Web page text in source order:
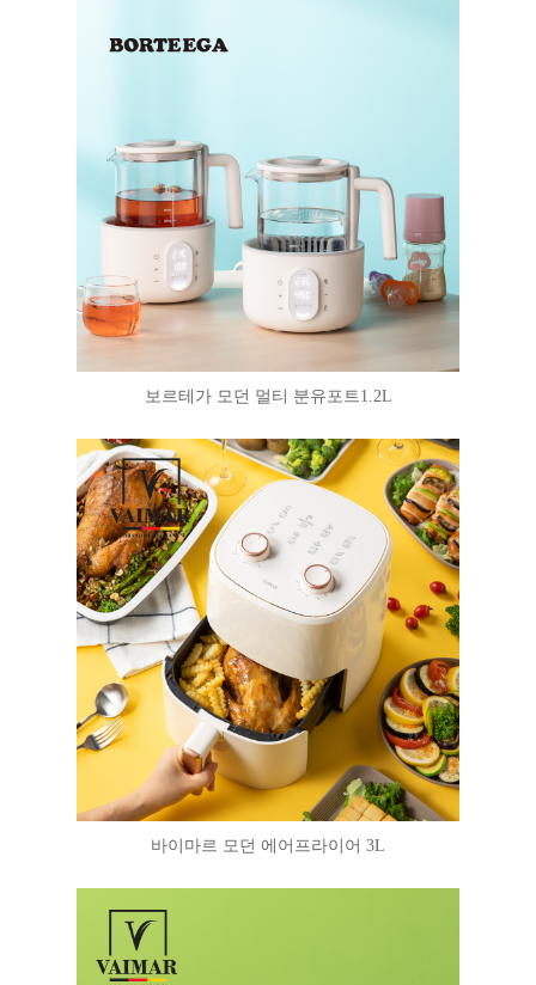
보르테가 모던 멀티 분유포트1.2L
바이마르 모던 에어프라이어 3L